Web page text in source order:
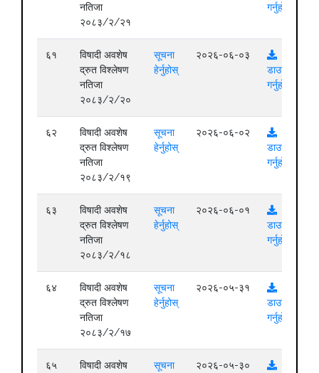
नतिजा
२०८३/२/२१
गर्नुहोस्
६१
विषादी अवशेष
द्रुत विश्लेषण
नतिजा
२०८३/२/२०
सूचना
हेर्नुहोस्
२०२६-०६-०३
डाउनलोड
गर्नुहोस्
६२
विषादी अवशेष
द्रुत विश्लेषण
नतिजा
२०८३/२/१९
सूचना
हेर्नुहोस्
२०२६-०६-०२
डाउनलोड
गर्नुहोस्
६३
विषादी अवशेष
द्रुत विश्लेषण
नतिजा
२०८३/२/१८
सूचना
हेर्नुहोस्
२०२६-०६-०१
डाउनलोड
गर्नुहोस्
६४
विषादी अवशेष
द्रुत विश्लेषण
नतिजा
२०८३/२/१७
सूचना
हेर्नुहोस्
२०२६-०५-३१
डाउनलोड
गर्नुहोस्
६५
विषादी अवशेष
सूचना
२०२६-०५-३०